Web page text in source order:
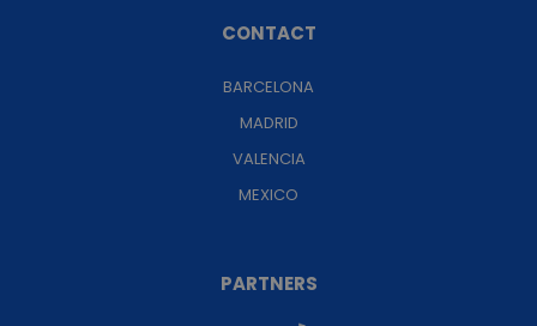
CONTACT
BARCELONA
MADRID
VALENCIA
MEXICO
PARTNERS